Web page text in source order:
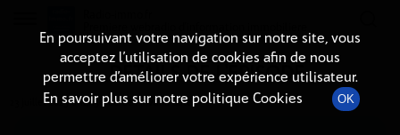
DÉTAILS DE L'ÉPISODE
23 juillet 2025à 14h59, durée : Invalid date
En poursuivant votre navigation sur notre site, vous
acceptez l’utilisation de cookies afin de nous
permettre d’améliorer votre expérience utilisateur.
En savoir plus sur notre politique Cookies
OK